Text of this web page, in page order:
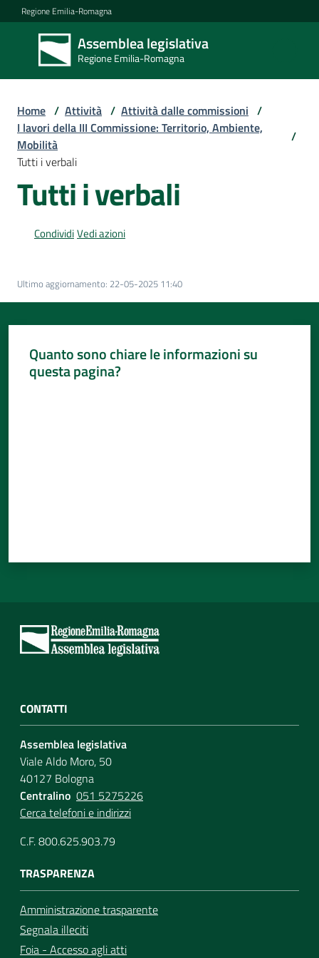
Vai al contenuto
Vai alla navigazione
Vai al footer
Regione Emilia-Romagna
Assemblea legislativa
Regione Emilia-Romagna
Assemblea
legislativa
Regione Emilia-
Assemblea
Attività
Per
media
Home / Attività / Attività dalle commissioni /
I lavori della III Commissione: Territorio, Ambiente,
Mobilità
/
Tutti i verbali
Tutti i verbali
CondividiVedi azioni
Ultimo aggiornamento: 22-05-2025 11:40
Quanto sono chiare le informazioni su
questa pagina?
CONTATTI
Assemblea legislativa
Viale Aldo Moro, 50
40127 Bologna
Centralino 051 5275226
Cerca telefoni e indirizzi
C.F. 800.625.903.79
TRASPARENZA
Amministrazione trasparente
Segnala illeciti
Foia - Accesso agli atti